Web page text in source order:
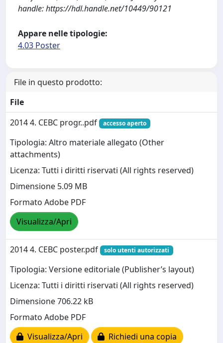
handle: https://hdl.handle.net/10449/90121
Appare nelle tipologie:
4.03 Poster
File in questo prodotto:
File
2014 4. CEBC progr..pdf
accesso aperto
Tipologia: Altro materiale allegato (Other
attachments)
Licenza: Tutti i diritti riservati (All rights reserved)
Dimensione 5.09 MB
Formato Adobe PDF
Visualizza/Apri
2014 4. CEBC poster.pdf solo utenti autorizzati
Tipologia: Versione editoriale (Publisher’s layout)
Licenza: Tutti i diritti riservati (All rights reserved)
Dimensione 706.22 kB
Formato Adobe PDF
Visualizza/Apri
Richiedi una copia